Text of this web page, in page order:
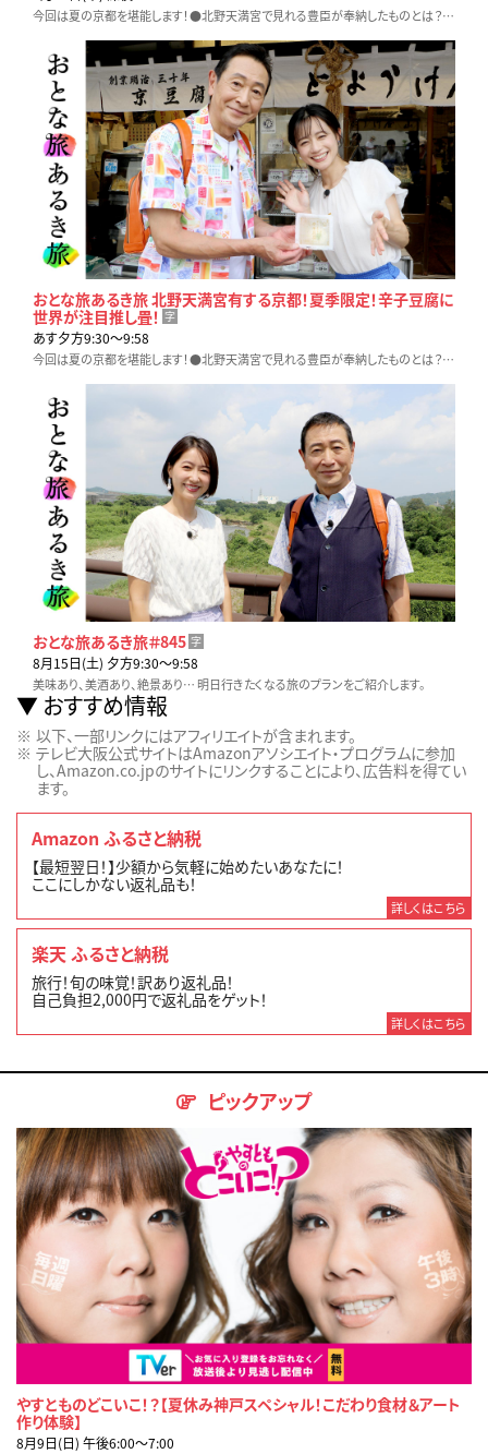
今回は夏の京都を堪能します！●北野天満宮で見れる豊臣が奉納したものとは？●町屋を改装！隠れ家角打ち●推し畳は自分オリジナルも出来る!?●夏に食べたい絶品四川料理！
おとな旅あるき旅 北野天満宮有する京都！夏季限定！辛子豆腐に
世界が注目推し畳！ 字
あす夕方9:30〜9:58
今回は夏の京都を堪能します！●北野天満宮で見れる豊臣が奉納したものとは？●町屋を改装！隠れ家角打ち●推し畳は自分オリジナルも出来る!?●夏に食べたい絶品四川料理！
おとな旅あるき旅＃845 字
8月15日(土) 夕方9:30〜9:58
美味あり、美酒あり、絶景あり… 明日行きたくなる旅のプランをご紹介します。
おすすめ情報
以下、一部リンクにはアフィリエイトが含まれます。
テレビ大阪公式サイトはAmazonアソシエイト・プログラムに参加
し、Amazon.co.jpのサイトにリンクすることにより、広告料を得てい
ます。
Amazon ふるさと納税
【最短翌日！】少額から気軽に始めたいあなたに！
ここにしかない返礼品も！
詳しくはこちら
楽天 ふるさと納税
旅行！旬の味覚！訳あり返礼品！
自己負担2,000円で返礼品をゲット！
詳しくはこちら
ピックアップ
やすとものどこいこ！？【夏休み神戸スペシャル！こだわり食材＆アート
作り体験】
8月9日(日) 午後6:00〜7:00